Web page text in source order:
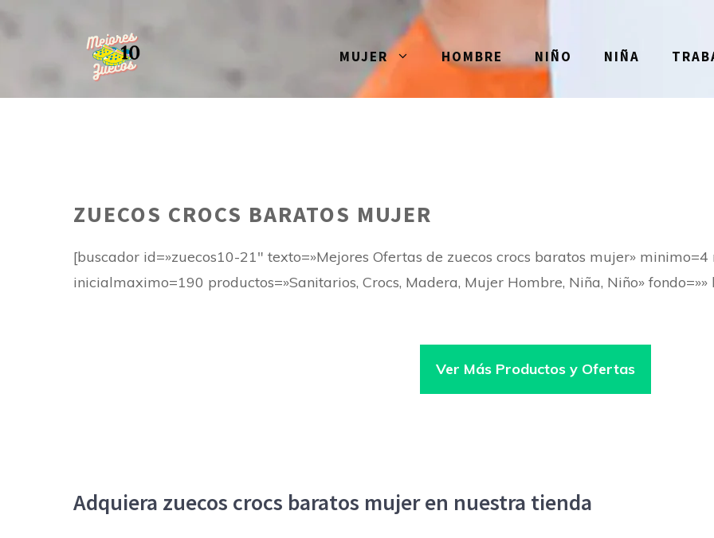
al
MUJER HOMBRE NIÑO NIÑA
ZUECOS CROCS BARATOS MUJER
[buscador id=»zuecos10-21″ texto=»Mejores Ofertas de zuecos crocs baratos mujer»
inicialmaximo=190 productos=»Sanitarios, Crocs, Madera, Mujer Hombre, Niña, Niño» fondo=»»
Ver Más Productos y Ofertas
Adquiera zuecos crocs baratos mujer en nuestra tienda